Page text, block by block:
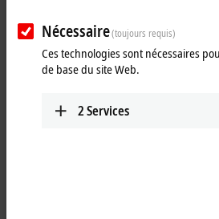
Nécessaire(toujours requis)
Ces technologies sont nécessaires
de base du site Web.
2Services